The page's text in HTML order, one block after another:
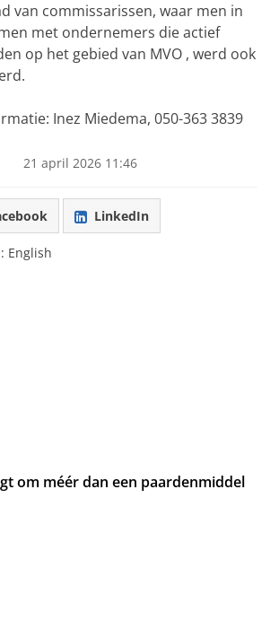
van commissarissen, waar men in
met ondernemers die actief
op het gebied van MVO , werd ook
Inez Miedema, 050-363 3839
21 april 2026 11:46
LinkedIn
English
om méér dan een paardenmiddel